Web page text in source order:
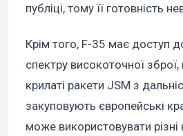
публіці, тому її готовність
Крім того, F-35 має доступ
спектру високоточної
крилаті ракети JSM з
закуповують європейські
може використовувати різні